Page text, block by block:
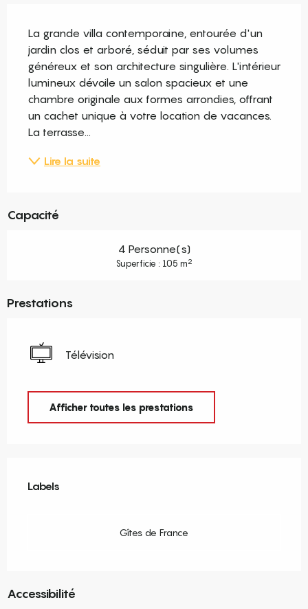
La grande villa contemporaine, entourée d'un
jardin clos et arboré, séduit par ses volumes
généreux et son architecture singulière. L'intérieur
lumineux dévoile un salon spacieux et une
chambre originale aux formes arrondies, offrant
un cachet unique à votre location de vacances.
La terrasse...
Lire la suite
Capacité
4 Personne(s)
Superficie : 105 m2
Prestations
Télévision
Afficher toutes les prestations
Labels
Labels
Gîtes de France
Accessibilité